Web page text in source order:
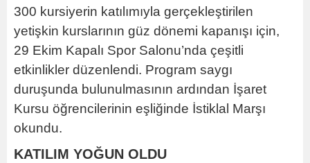
300 kursiyerin katılımıyla gerçekleştirilen
yetişkin kurslarının güz dönemi kapanışı için,
29 Ekim Kapalı Spor Salonu’nda çeşitli
etkinlikler düzenlendi. Program saygı
duruşunda bulunulmasının ardından İşaret
Kursu öğrencilerinin eşliğinde İstiklal Marşı
okundu.
KATILIM YOĞUN OLDU